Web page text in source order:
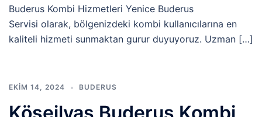
Buderus Kombi Hizmetleri Yenice Buderus
Servisi olarak, bölgenizdeki kombi kullanıcılarına en
kaliteli hizmeti sunmaktan gurur duyuyoruz. Uzman […]
EKIM 14, 2024 BUDERUS